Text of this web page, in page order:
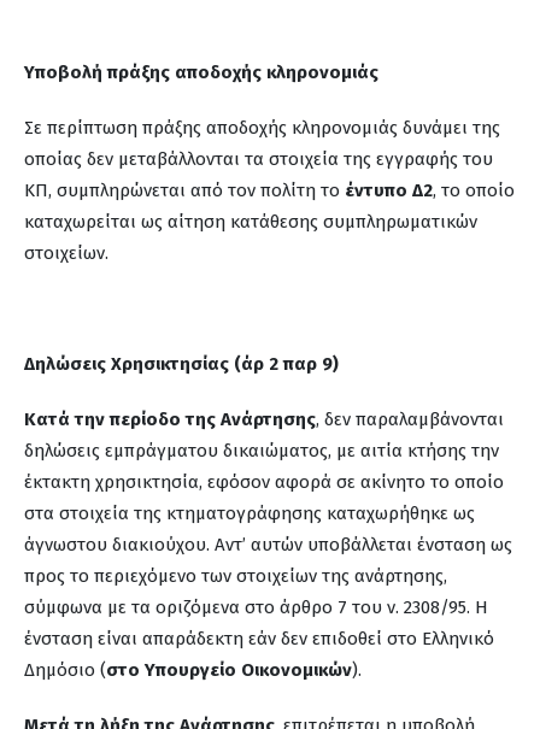
Υποβολή πράξης αποδοχής κληρονομιάς
Σε περίπτωση πράξης αποδοχής κληρονομιάς δυνάμει της
οποίας δεν μεταβάλλονται τα στοιχεία της εγγραφής του
ΚΠ, συμπληρώνεται από τον πολίτη το έντυπο Δ2, το οποίο
καταχωρείται ως αίτηση κατάθεσης συμπληρωματικών
στοιχείων.
Δηλώσεις Χρησικτησίας (άρ 2 παρ 9)
Κατά την περίοδο της Ανάρτησης, δεν παραλαμβάνονται
δηλώσεις εμπράγματου δικαιώματος, με αιτία κτήσης την
έκτακτη χρησικτησία, εφόσον αφορά σε ακίνητο το οποίο
στα στοιχεία της κτηματογράφησης καταχωρήθηκε ως
άγνωστου διακιούχου. Αντ’ αυτών υποβάλλεται ένσταση ως
προς το περιεχόμενο των στοιχείων της ανάρτησης,
σύμφωνα με τα οριζόμενα στο άρθρο 7 του ν. 2308/95. Η
ένσταση είναι απαράδεκτη εάν δεν επιδοθεί στο Ελληνικό
Δημόσιο (στο Υπουργείο Οικονομικών).